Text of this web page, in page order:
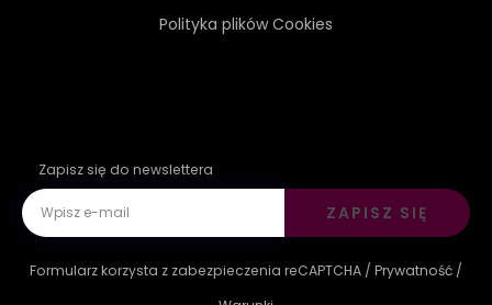
Polityka plików Cookies
Zapisz się do newslettera
ZAPISZ SIĘ
Formularz korzysta z zabezpieczenia reCAPTCHA / Prywatność /